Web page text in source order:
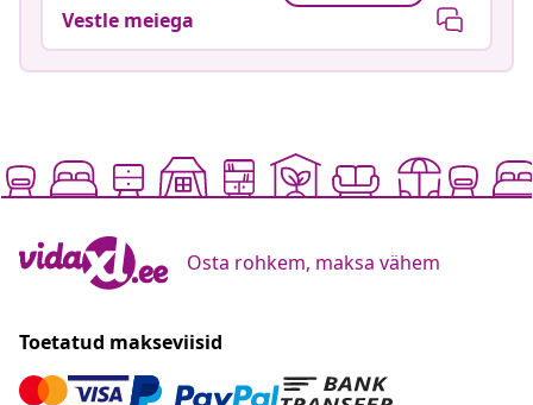
Vestle meiega
Osta rohkem, maksa vähem
Toetatud makseviisid